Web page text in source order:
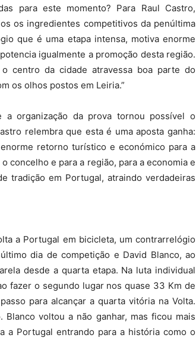
para este momento? Para Raul Castro,
os ingredientes competitivos da penúltima
que é uma etapa intensa, motiva enorme
igualmente a promoção desta região.
centro da cidade atravessa boa parte do
os olhos postos em Leiria.”
a organização da prova tornou possível o
relembra que esta é uma aposta ganha:
retorno turístico e económico para a
concelho e para a região, para a economia e
tradição em Portugal, atraindo verdadeiras
a Portugal em bicicleta, um contrarrelógio
dia de competição e David Blanco, ao
desde a quarta etapa. Na luta individual
fazer o segundo lugar nos quase 33 Km de
para alcançar a quarta vitória na Volta.
voltou a não ganhar, mas ficou mais
Portugal entrando para a história como o